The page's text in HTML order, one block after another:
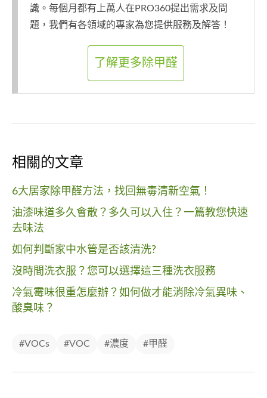
識。每個月都有上萬人在PRO360提出需求及問
題，我們有各領域的專家為您提供服務及解答！
了解更多除甲醛
相關的文章
6大居家除甲醛方法，找回無毒清新空氣！
油漆味道多久會散？多久可以入住？一篇教您快速
去味法
如何判斷家中水管是否該清洗?
沒時間洗衣服？您可以選擇這三種洗衣服務
冷氣霉味很重怎麼辦？如何做才能消除冷氣異味、
酸臭味？
#VOCs #VOC #濃度 #甲醛